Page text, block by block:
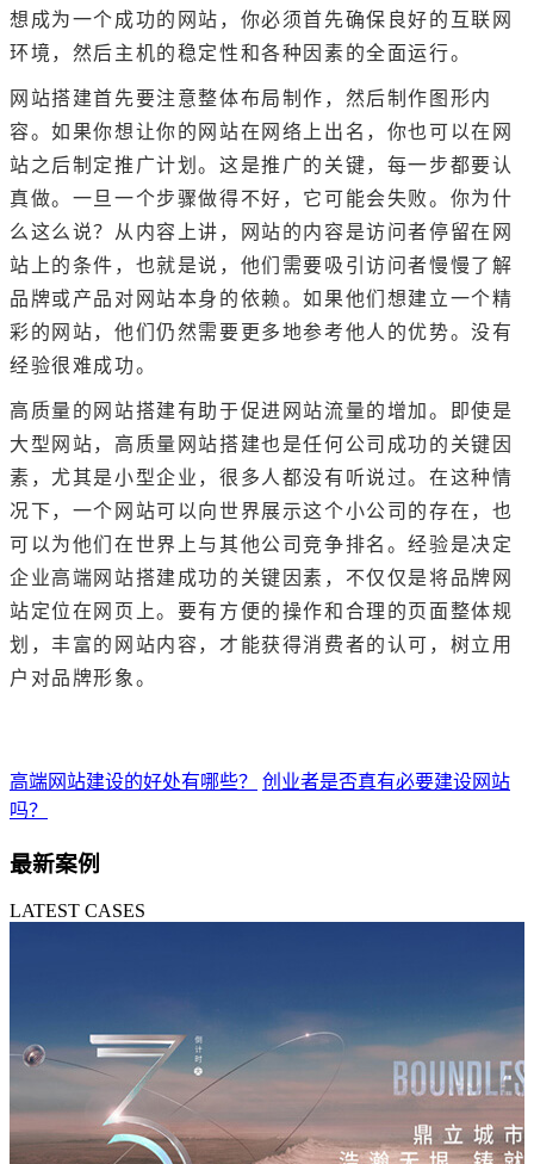
想成为一个成功的网站，你必须首先确保良好的互联网
环境，然后主机的稳定性和各种因素的全面运行。
网站搭建首先要注意整体布局制作，然后制作图形内
容。如果你想让你的网站在网络上出名，你也可以在网
站之后制定推广计划。这是推广的关键，每一步都要认
真做。一旦一个步骤做得不好，它可能会失败。你为什
么这么说？从内容上讲，网站的内容是访问者停留在网
站上的条件，也就是说，他们需要吸引访问者慢慢了解
品牌或产品对网站本身的依赖。如果他们想建立一个精
彩的网站，他们仍然需要更多地参考他人的优势。没有
经验很难成功。
高质量的网站搭建有助于促进网站流量的增加。即使是
大型网站，高质量网站搭建也是任何公司成功的关键因
素，尤其是小型企业，很多人都没有听说过。在这种情
况下，一个网站可以向世界展示这个小公司的存在，也
可以为他们在世界上与其他公司竞争排名。经验是决定
企业高端网站搭建成功的关键因素，不仅仅是将品牌网
站定位在网页上。要有方便的操作和合理的页面整体规
划，丰富的网站内容，才能获得消费者的认可，树立用
户对品牌形象。
高端网站建设的好处有哪些？
创业者是否真有必要建设网站
吗？
最新案例
LATEST CASES